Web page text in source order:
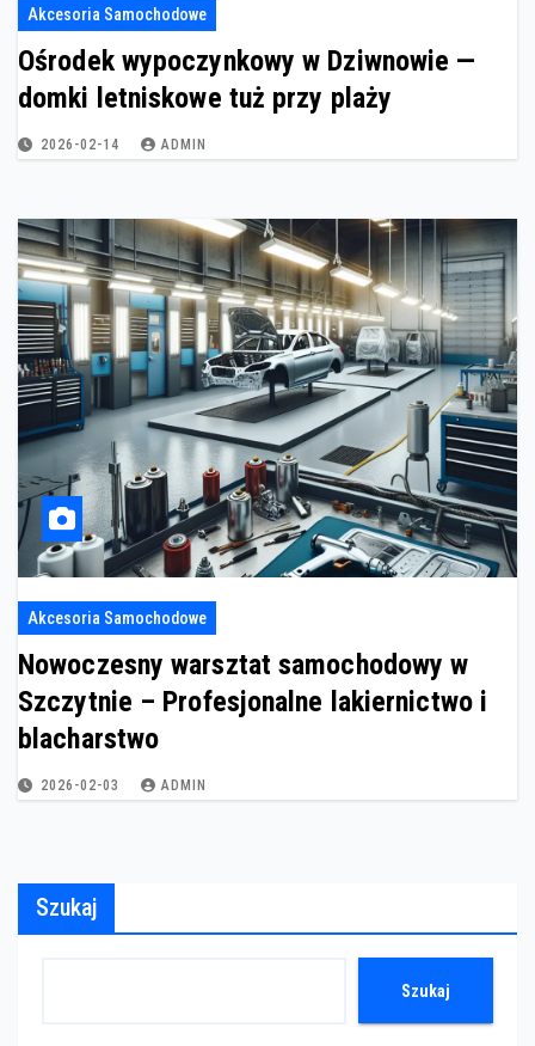
Akcesoria Samochodowe
Ośrodek wypoczynkowy w Dziwnowie —
domki letniskowe tuż przy plaży
2026-02-14 ADMIN
Akcesoria Samochodowe
Nowoczesny warsztat samochodowy w
Szczytnie – Profesjonalne lakiernictwo i
blacharstwo
2026-02-03 ADMIN
Szukaj
Szukaj